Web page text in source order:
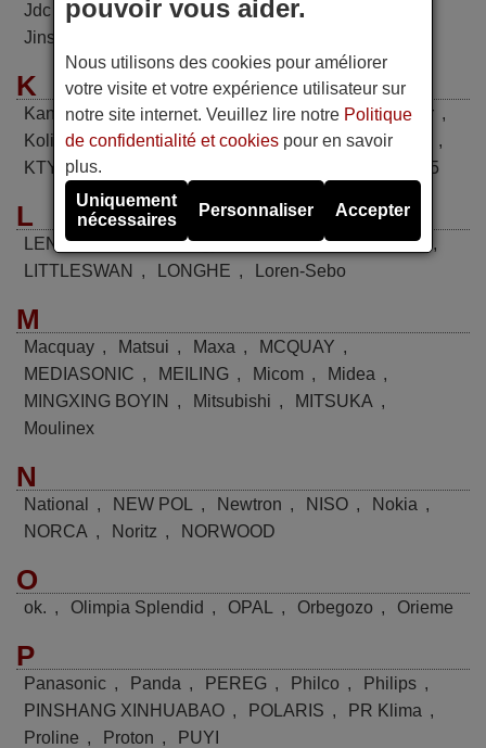
Jdc JIALE , Jiangnan , JINBEIJING
Jinsong
K
Kangl I , Kelon , KELONG , Kenwood , Klimatair ,
Kolin
, Konka , KRIS , KT02-D001 , KT02-D002
,
KTY001 , KTY005
L
LENNOX , LG , Liangyu , LIKEAIR , Little Duck
,
LITTLESWAN
, LONGHE , Loren-Sebo
M
Macquay , Matsui , Maxa , MCQUAY ,
MEDIASONIC , MEILING , Micom , Midea ,
MINGXING BOYIN
, Mitsubishi , MITSUKA ,
Moulinex
N
National , NEW POL , Newtron , NISO , Nokia ,
NORCA , Noritz , NORWOOD
O
ok. , Olimpia Splendid , OPAL , Orbegozo , Orieme
P
Panasonic , Panda , PEREG , Philco , Philips ,
PINSHANG XINHUABAO , POLARIS , PR Klima ,
Proline , Proton , PUYI
pouvoir vous aider.
Nous utilisons des cookies pour améliorer
votre visite et votre expérience utilisateur sur
notre site internet. Veuillez lire notre Politique
de confidentialité et cookies pour en savoir
plus.
Uniquement
nécessaires
Personnaliser Accepter